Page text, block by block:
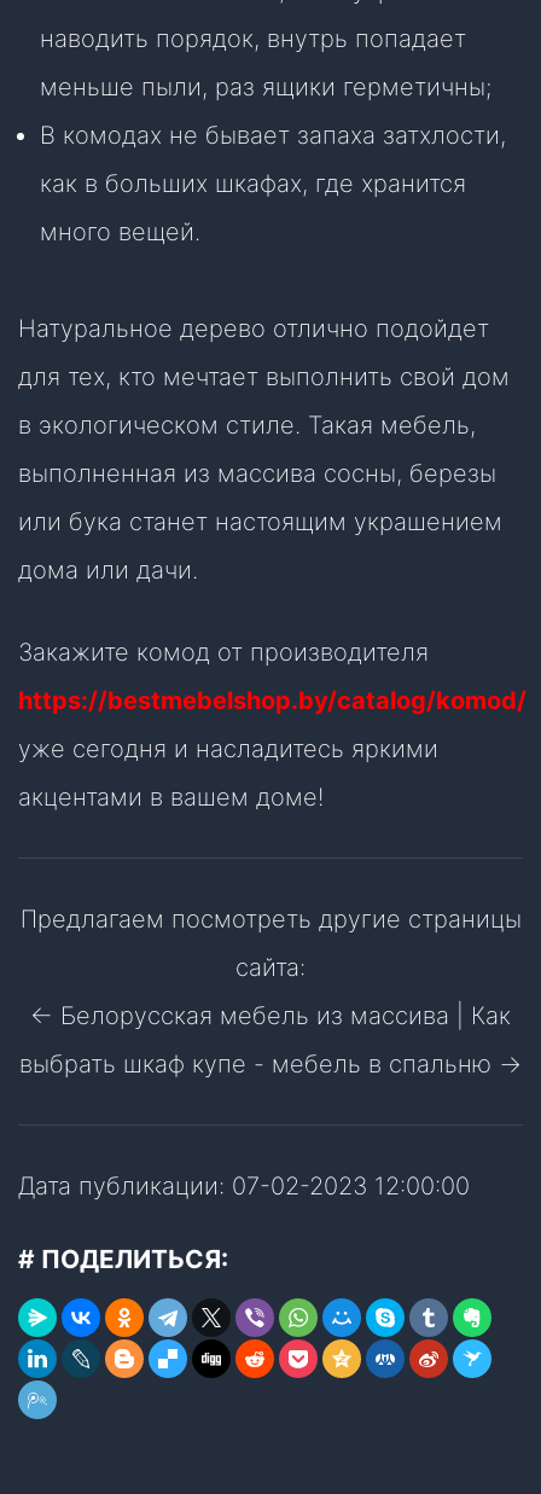
наводить порядок, внутрь попадает
меньше пыли, раз ящики герметичны;
В комодах не бывает запаха затхлости,
как в больших шкафах, где хранится
много вещей.
Натуральное дерево отлично подойдет
для тех, кто мечтает выполнить свой дом
в экологическом стиле. Такая мебель,
выполненная из массива сосны, березы
или бука станет настоящим украшением
дома или дачи.
Закажите комод от производителя
https://bestmebelshop.by/catalog/komod/
уже сегодня и насладитесь яркими
акцентами в вашем доме!
Предлагаем посмотреть другие страницы
сайта:
← Белорусская мебель из массива
Как
выбрать шкаф купе - мебель в спальню →
Дата публикации: 07-02-2023 12:00:00
# ПОДЕЛИТЬСЯ: